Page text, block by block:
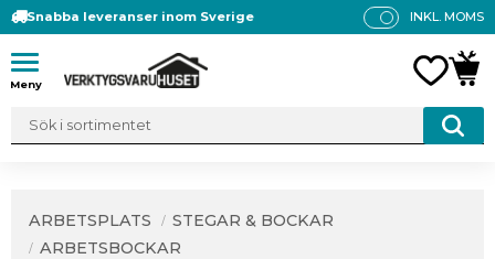
Meny
Snabba leveranser inom Sverige
P
INKL. MOMS
ARBETSPLATS
STEGAR & BOCKAR
ARBETSBOCKAR